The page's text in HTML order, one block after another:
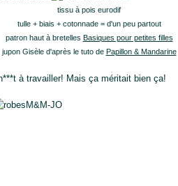
tissu à pois eurodif
tulle + biais + cotonnade = d'un peu partout
patron haut à bretelles Basiques pour petites filles
jupon Gisèle d'après le tuto de Papillon & Mandarine
à travailler! Mais ça méritait bien ça!